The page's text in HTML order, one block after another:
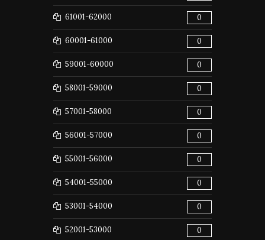
61001-62000 0
60001-61000 0
59001-60000 0
58001-59000 0
57001-58000 0
56001-57000 0
55001-56000 0
54001-55000 0
53001-54000 0
52001-53000 0